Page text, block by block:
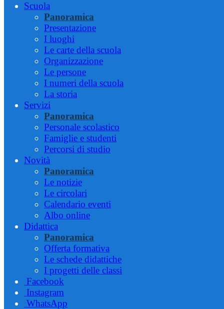
Scuola
Panoramica
Presentazione
I luoghi
Le carte della scuola
Organizzazione
Le persone
I numeri della scuola
La storia
Servizi
Panoramica
Personale scolastico
Famiglie e studenti
Percorsi di studio
Novità
Panoramica
Le notizie
Le circolari
Calendario eventi
Albo online
Didattica
Panoramica
Offerta formativa
Le schede didattiche
I progetti delle classi
Facebook
Instagram
WhatsApp